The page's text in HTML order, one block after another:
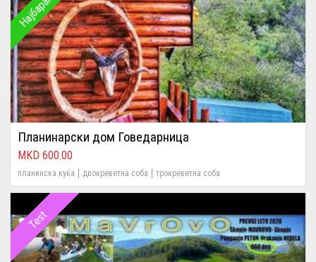
Најбарано
Планинарски дом Говедарница
600.00
планинска куќа двокреветна соба трокреветна соба
Test